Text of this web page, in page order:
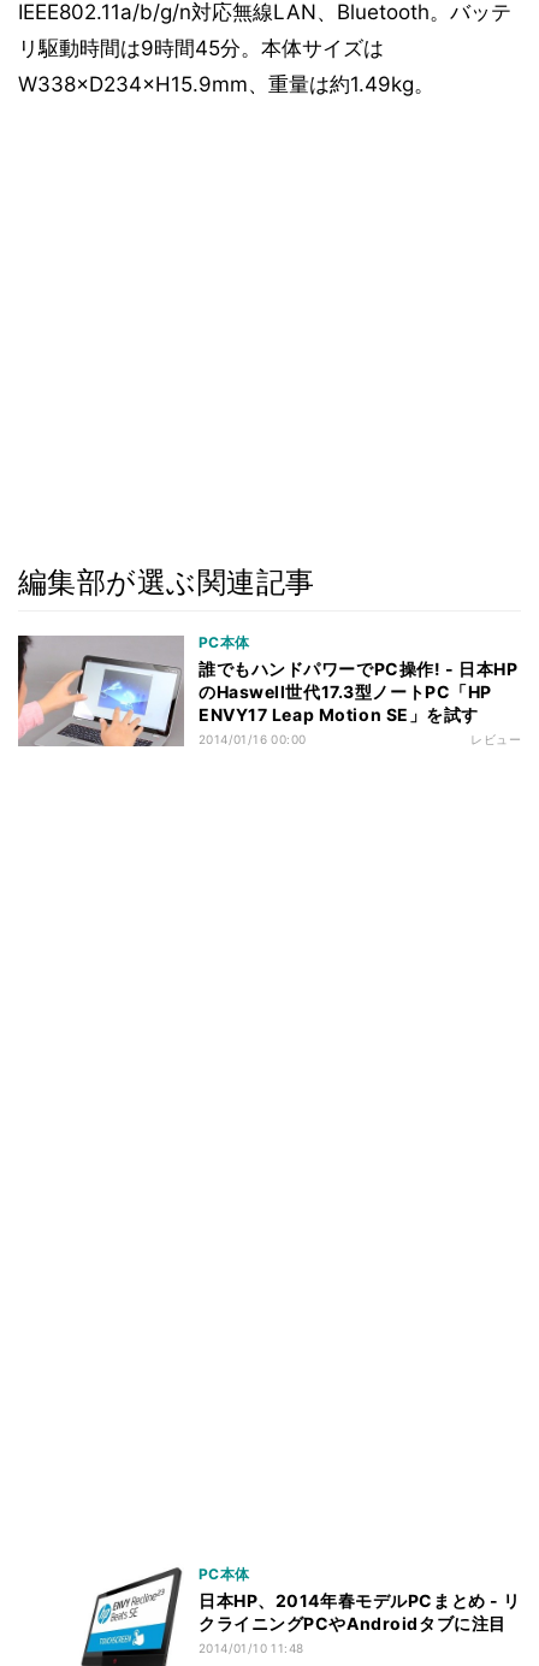
IEEE802.11a/b/g/n対応無線LAN、Bluetooth。バッテ
リ駆動時間は9時間45分。本体サイズは
W338×D234×H15.9mm、重量は約1.49kg。
編集部が選ぶ関連記事
PC本体
誰でもハンドパワーでPC操作! - 日本HP
のHaswell世代17.3型ノートPC「HP
ENVY17 Leap Motion SE」を試す
2014/01/16 00:00 レビュー
PC本体
日本HP、2014年春モデルPCまとめ - リ
クライニングPCやAndroidタブに注目
2014/01/10 11:48